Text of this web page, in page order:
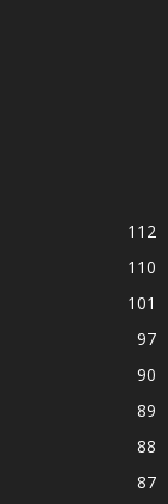
112
110
101
97
90
89
88
87